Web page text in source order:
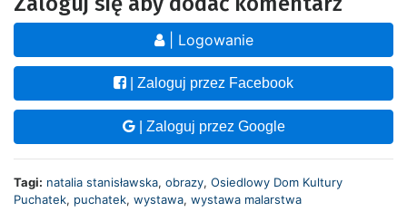
| Logowanie
| Zaloguj przez Facebook
| Zaloguj przez Google
Tagi: natalia stanisławska, obrazy, Osiedlowy Dom Kultury
Puchatek, puchatek, wystawa, wystawa malarstwa